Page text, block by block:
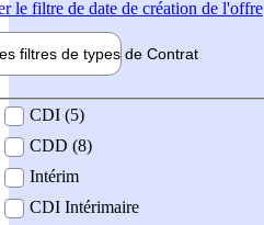
le filtre de date de création de l'offre
filtres de types de Contrat
contrat
CDI (5)
CDD (8)
Intérim
CDI Intérimaire